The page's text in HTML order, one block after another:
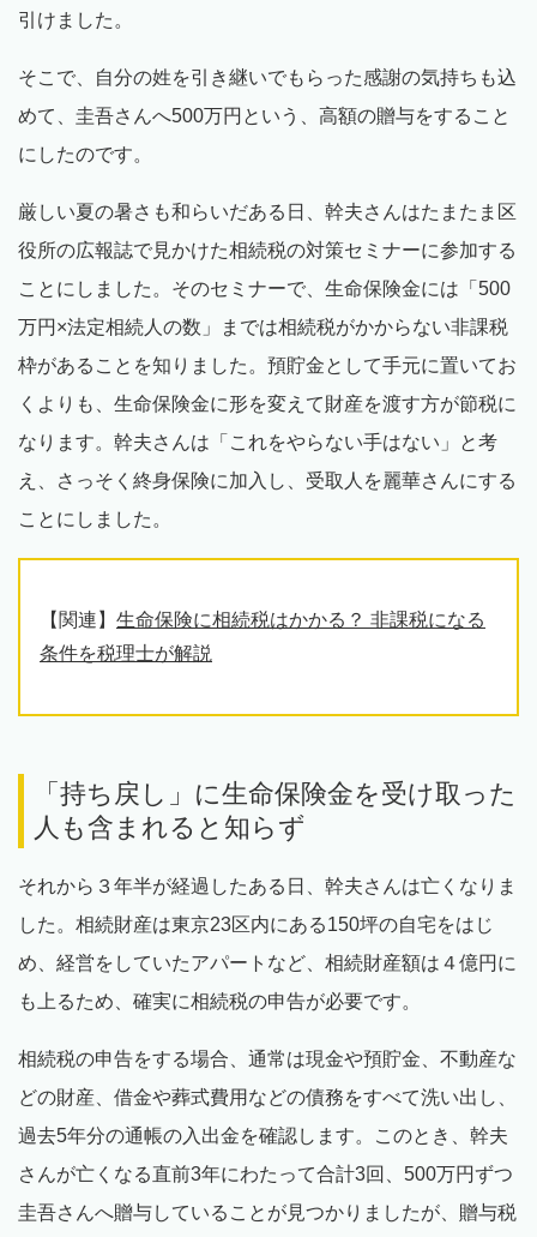
引けました。
そこで、自分の姓を引き継いでもらった感謝の気持ちも込
めて、圭吾さんへ500万円という、高額の贈与をすること
にしたのです。
厳しい夏の暑さも和らいだある日、幹夫さんはたまたま区
役所の広報誌で見かけた相続税の対策セミナーに参加する
ことにしました。そのセミナーで、生命保険金には「500
万円×法定相続人の数」までは相続税がかからない非課税
枠があることを知りました。預貯金として手元に置いてお
くよりも、生命保険金に形を変えて財産を渡す方が節税に
なります。幹夫さんは「これをやらない手はない」と考
え、さっそく終身保険に加入し、受取人を麗華さんにする
ことにしました。
【関連】 生命保険に相続税はかかる？ 非課税になる
条件を税理士が解説
「持ち戻し」に生命保険金を受け取った
人も含まれると知らず
それから３年半が経過したある日、幹夫さんは亡くなりま
した。相続財産は東京23区内にある150坪の自宅をはじ
め、経営をしていたアパートなど、相続財産額は４億円に
も上るため、確実に相続税の申告が必要です。
相続税の申告をする場合、通常は現金や預貯金、不動産な
どの財産、借金や葬式費用などの債務をすべて洗い出し、
過去5年分の通帳の入出金を確認します。このとき、幹夫
さんが亡くなる直前3年にわたって合計3回、500万円ずつ
圭吾さんへ贈与していることが見つかりましたが、贈与税